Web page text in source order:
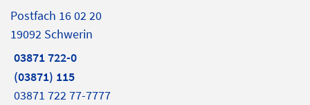
Postfach 16 02 20
19092 Schwerin
03871 722-0
(03871) 115
03871 722 77-7777